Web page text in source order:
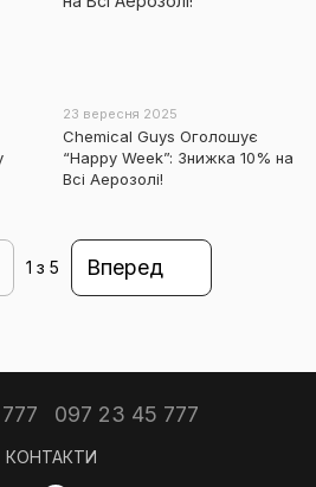
23 вересня 2025
Chemical Guys Оголошує
“Happy Week”: Знижка 10% на
Всі Аерозолі!
1 з 5 Вперед
097 23 45 777
КОНТАКТИ